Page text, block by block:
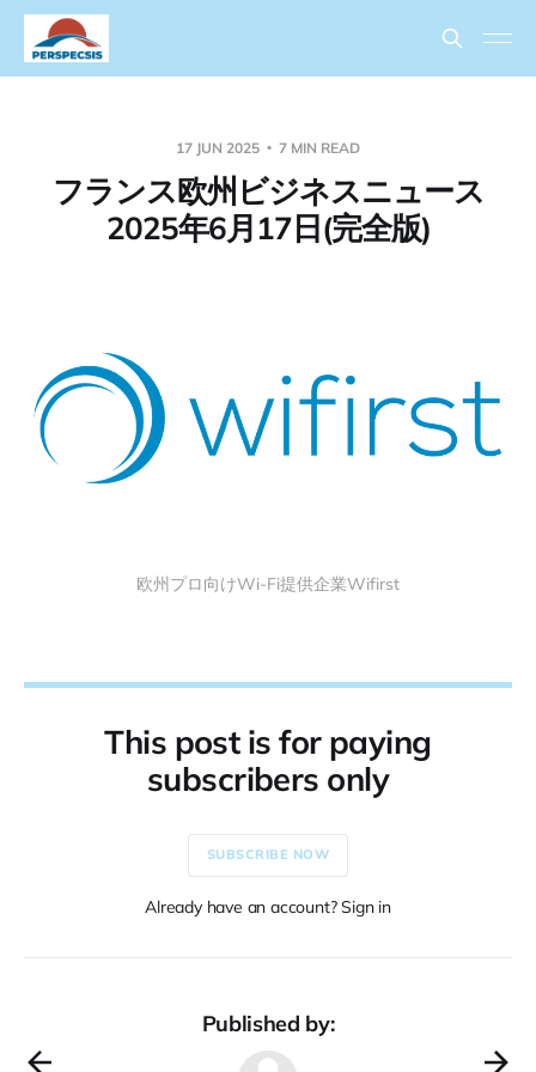
17 JUN 2025 7 MIN READ
フランス欧州ビジネスニュース
2025年6月17日(完全版)
欧州プロ向けWi-Fi提供企業Wifirst
This post is for paying
subscribers only
SUBSCRIBE NOW
Already have an account? Sign in
Published by: